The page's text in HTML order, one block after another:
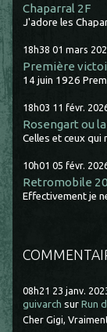
Chaparral 2F
J'adore les
18h38 01 mars
Première
14 juin 1926
18h03 11 févr.
Rosengart ou
Celles et ceux qui
10h01 05 févr.
Retromobile
Effectivement je
08h21 23 janv.
guivarch surRun
Cher Gigi,